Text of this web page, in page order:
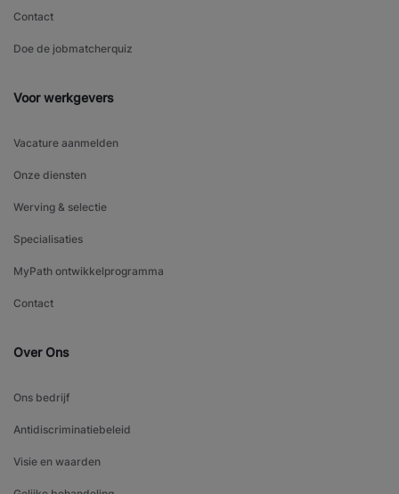
Contact
Doe de jobmatcherquiz
Voor werkgevers
Vacature aanmelden
Onze diensten
Werving & selectie
Specialisaties
MyPath ontwikkelprogramma
Contact
Over Ons
Ons bedrijf
Antidiscriminatiebeleid
Visie en waarden